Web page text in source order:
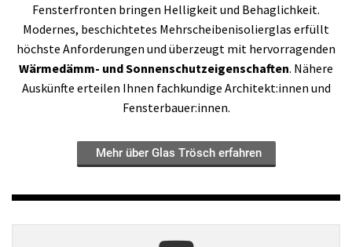
Fensterfronten bringen Helligkeit und Behaglichkeit.
Modernes, beschichtetes Mehrscheibenisolierglas erfüllt
höchste Anforderungen und überzeugt mit hervorragenden
Wärmedämm- und Sonnenschutzeigenschaften. Nähere
Auskünfte erteilen Ihnen fachkundige Architekt:innen und
Fensterbauer:innen.
Mehr über Glas Trösch erfahren